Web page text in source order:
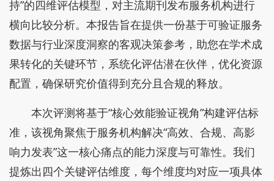
持”的四维评估模型，对主流期刊发布服务机构进行
横向比较分析。本报告旨在提供一份基于可验证服务
数据与行业深度洞察的客观决策参考，助您在学术成
果转化的关键环节，系统化评估潜在伙伴，优化资源
配置，确保研究价值得到充分且合规的释放。
本次评测将基于“核心效能验证视角”构建评估标
准，该视角聚焦于服务机构解决“高效、合规、高影
响力发表”这一核心痛点的能力深度与可靠性。我们
提炼出四个关键评估维度，每个维度均对应一项具体